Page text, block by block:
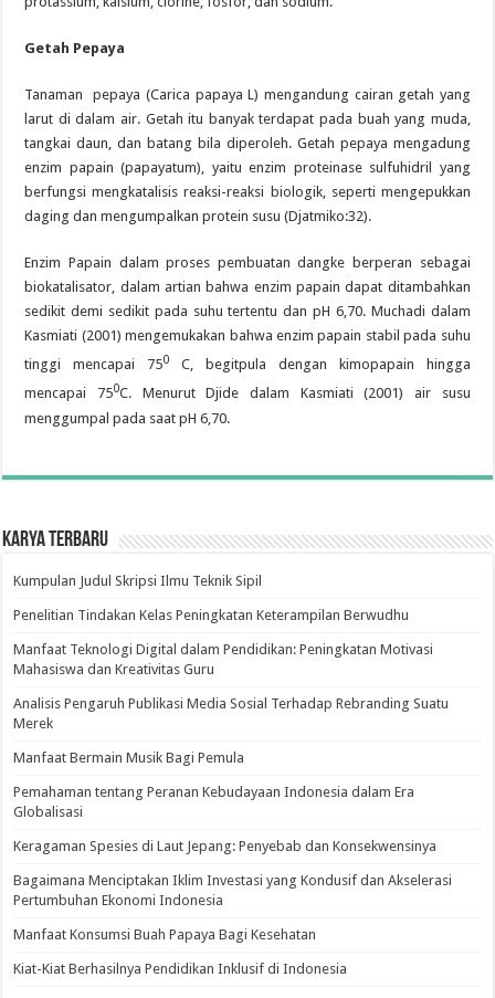
Getah Pepaya
Tanaman pepaya (Carica papaya L) mengandung cairan getah yang
larut di dalam air. Getah itu banyak terdapat pada buah yang muda,
tangkai daun, dan batang bila diperoleh. Getah pepaya mengadung
enzim papain (papayatum), yaitu enzim proteinase sulfuhidril yang
berfungsi mengkatalisis reaksi-reaksi biologik, seperti mengepukkan
daging dan mengumpalkan protein susu (Djatmiko:32).
Enzim Papain dalam proses pembuatan dangke berperan sebagai
biokatalisator, dalam artian bahwa enzim papain dapat ditambahkan
sedikit demi sedikit pada suhu tertentu dan pH 6,70. Muchadi dalam
Kasmiati (2001) mengemukakan bahwa enzim papain stabil pada suhu
tinggi mencapai 750 C, begitpula dengan kimopapain hingga
mencapai 750C. Menurut Djide dalam Kasmiati (2001) air susu
menggumpal pada saat pH 6,70.
Karya Terbaru
Kumpulan Judul Skripsi Ilmu Teknik Sipil
Penelitian Tindakan Kelas Peningkatan Keterampilan Berwudhu
Manfaat Teknologi Digital dalam Pendidikan: Peningkatan Motivasi
Mahasiswa dan Kreativitas Guru
Analisis Pengaruh Publikasi Media Sosial Terhadap Rebranding Suatu
Merek
Manfaat Bermain Musik Bagi Pemula
Pemahaman tentang Peranan Kebudayaan Indonesia dalam Era
Globalisasi
Keragaman Spesies di Laut Jepang: Penyebab dan Konsekwensinya
Bagaimana Menciptakan Iklim Investasi yang Kondusif dan Akselerasi
Pertumbuhan Ekonomi Indonesia
Manfaat Konsumsi Buah Papaya Bagi Kesehatan
Kiat-Kiat Berhasilnya Pendidikan Inklusif di Indonesia